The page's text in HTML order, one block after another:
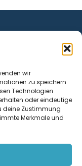
wir
zu speichern
Technologien
oder eindeutige
deine Zustimmung
Merkmale und